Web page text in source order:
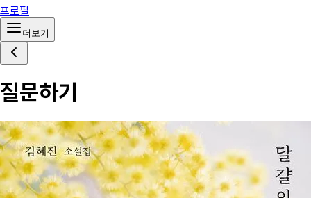
프로필
더보기
질문하기